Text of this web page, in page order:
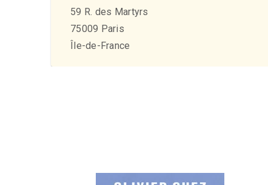
59 R. des Martyrs
75009 Paris
Île-de-France